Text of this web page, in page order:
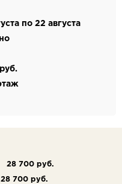
по 22 августа
28 700 руб.
28 700 руб.